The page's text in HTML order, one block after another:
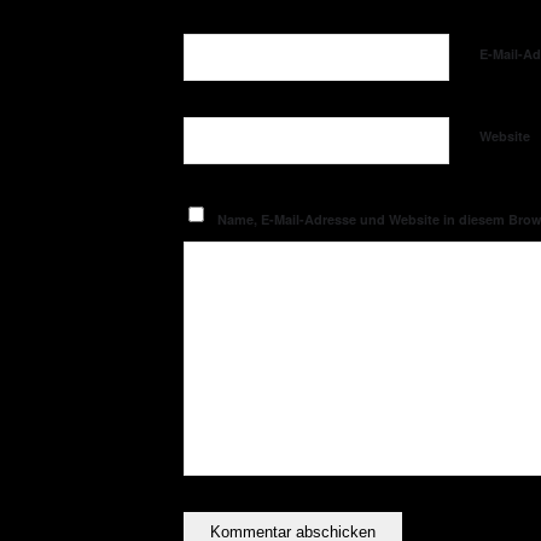
E-Mail-
Website
Name, E-Mail-Adresse und Website in diesem